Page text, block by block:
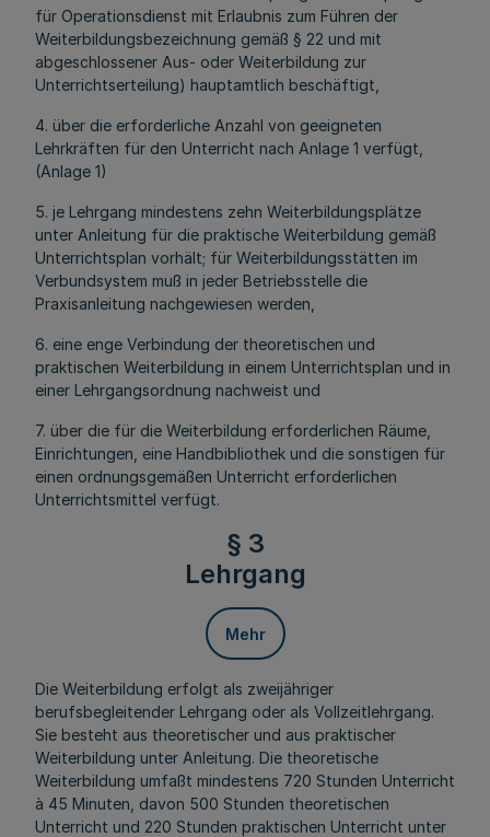
für Operationsdienst mit Erlaubnis zum Führen der
Weiterbildungsbezeichnung gemäß § 22 und mit
abgeschlossener Aus- oder Weiterbildung zur
Unterrichtserteilung) hauptamtlich beschäftigt,
4. über die erforderliche Anzahl von geeigneten
Lehrkräften für den Unterricht nach Anlage 1 verfügt,
(Anlage 1)
5. je Lehrgang mindestens zehn Weiterbildungsplätze
unter Anleitung für die praktische Weiterbildung gemäß
Unterrichtsplan vorhält; für Weiterbildungsstätten im
Verbundsystem muß in jeder Betriebsstelle die
Praxisanleitung nachgewiesen werden,
6. eine enge Verbindung der theoretischen und
praktischen Weiterbildung in einem Unterrichtsplan und in
einer Lehrgangsordnung nachweist und
7. über die für die Weiterbildung erforderlichen Räume,
Einrichtungen, eine Handbibliothek und die sonstigen für
einen ordnungsgemäßen Unterricht erforderlichen
Unterrichtsmittel verfügt.
§ 3
Lehrgang
Mehr
Die Weiterbildung erfolgt als zweijähriger
berufsbegleitender Lehrgang oder als Vollzeitlehrgang.
Sie besteht aus theoretischer und aus praktischer
Weiterbildung unter Anleitung. Die theoretische
Weiterbildung umfaßt mindestens 720 Stunden Unterricht
à 45 Minuten, davon 500 Stunden theoretischen
Unterricht und 220 Stunden praktischen Unterricht unter